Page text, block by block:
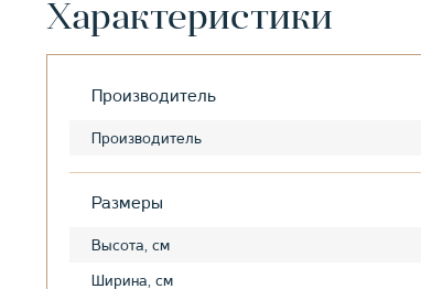
Характеристики
Производитель
Производитель
Размеры
Высота, см
Ширина, см